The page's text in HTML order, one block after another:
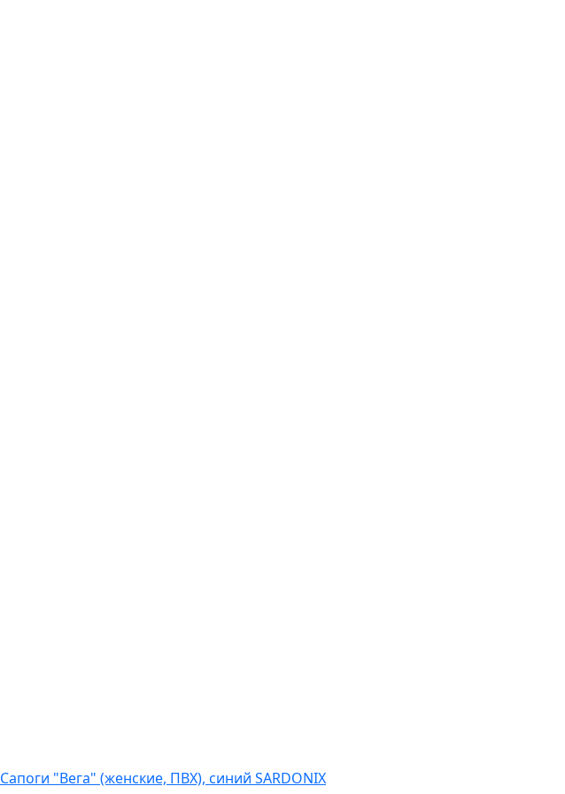
Сапоги "Вега" (женские, ПВХ), синий SARDONIX